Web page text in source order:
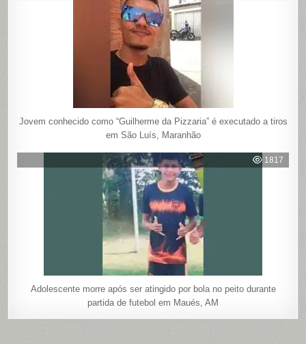
Jovem conhecido como “Guilherme da Pizzaria” é executado a tiros
em São Luís, Maranhão
1817
Adolescente morre após ser atingido por bola no peito durante
partida de futebol em Maués, AM